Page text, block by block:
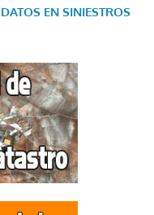
EN SINIESTROS